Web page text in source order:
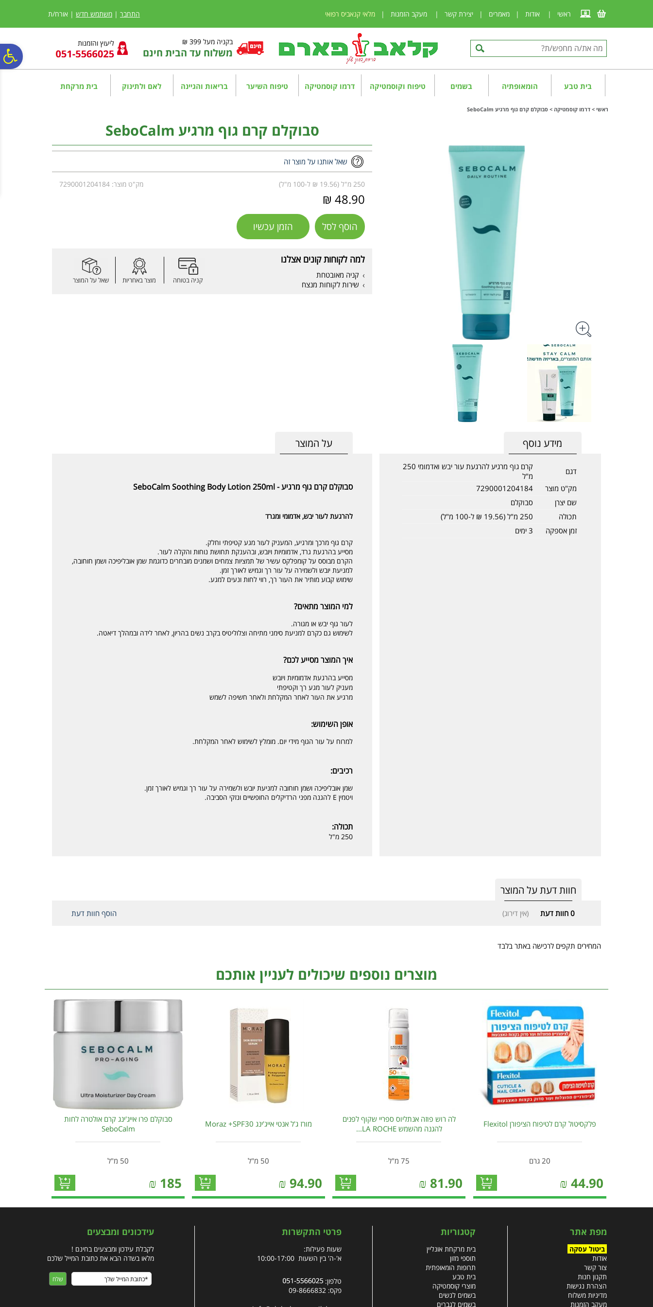
נגישות
אתר
המרכזי
ראשי | אודות | מאמרים | יצירת קשר | מעקב הזמנות | מלאי קנאביס רפואי התחבר | משתמש חדש | אורח/ת
בקניה מעל 399 ₪
משלוח עד הבית חינם
ליעוץ והזמנות
בית טבע הומאופתיה בשמים טיפוח וקוסמטיקה דרמו קוסמטיקה טיפוח השיער בריאות והגיינה לאם ולתינוק בית מרקחת
ראשי > דרמו קוסמטיקה > סבוקלם קרם גוף מרגיע SeboCalm
סבוקלם קרם גוף מרגיע SeboCalm
שאל אותנו על מוצר זה
250 מ"ל (19.56 ₪ ל-100 מ"ל) מק"ט מוצר: 7290001204184
48.90 ₪
הוסף לסל הזמן עכשיו
למה לקוחות קונים אצלנו
קניה מאובטחת
שירות לקוחות מנצח
קניה בטוחה מוצר באחריות שאל על המוצר
על המוצר
סבוקלם קרם גוף מרגיע - SeboCalm Soothing Body Lotion 250ml
להרגעת לעור יבש, אדמומי ומגרד
קרם גוף מרכך ומרגיע, המעניק לעור מגע קטיפתי וחלק.
מסייע בהרגעת גרד, אדמומיות ויובש, ובהענקת תחושת נוחות והקלה לעור.
הקרם מבוסס על קומפלקס עשיר של תמציות צמחים ושמנים מובחרים כדוגמת שמן אובליפיכה ושמן חוחובה,
למניעת יובש ולשמירה על עור רך וגמיש לאורך זמן.
שימוש קבוע מותיר את העור רך, רווי לחות ונעים למגע.
למי המוצר מתאים?
לעור גוף יבש או מגורה.
לשימוש גם כקרם למניעת סימני מתיחה וצלוליטיס בקרב נשים בהריון, לאחר לידה ובמהלך דיאטה.
איך המוצר מסייע לכם?
מסייע בהרגעת אדמומיות ויובש
מעניק לעור מגע רך וקטיפתי
מרגיע את העור לאחר המקלחת ולאחר חשיפה לשמש
אופן השימוש:
למרוח על עור הגוף מידי יום. מומלץ לשימוש לאחר המקלחת.
רכיבים:
שמן אובליפיכה ושמן חוחובה למניעת יובש ולשמירה על עור רך וגמיש לאורך זמן.
ויטמין E להגנה מפני הרדיקלים החופשיים ונזקי הסביבה.
תכולה:
250 מ"ל
מידע נוסף
דגם
קרם גוף מרגיע להרגעת עור יבש ואדמומי 250
מ"ל
מק"ט מוצר
7290001204184
שם יצרן
סבוקלם
תכולה
250 מ"ל (19.56 ₪ ל-100 מ"ל)
זמן אספקה
3 ימים
חוות דעת על המוצר
0 חוות דעת (אין דירוג) הוסף חוות דעת
המחירים תקפים לרכישה באתר בלבד
מוצרים נוספים שיכולים לעניין אותכם
פלקסיטול קרם לטיפוח הציפורן Flexitol
20 גרם
44.90
₪
לה רוש פוזה אנתליוס ספריי שקוף לפנים
להגנה מהשמש LA ROCHE...
75 מ"ל
81.90
₪
מורז ג'ל אנטי אייג'ינג Moraz +SPF30
50 מ"ל
94.90
₪
סבוקלם פרו אייג'ינג קרם אולטרה לחות
SeboCalm
50 מ"ל
185
₪
מפת אתר
ביטול עסקה
אודות
צור קשר
תקנון חנות
הצהרת נגישות
מדיניות משלוח
מעקב הזמנות
קטגוריות
בית מרקחת אונליין
תוספי מזון
תרופות הומאופתית
בית טבע
מוצרי קוסמטיקה
בשמים לנשים
בשמים לגברים
פרטי התקשרות
שעות פעילות:
א'-ה' בין השעות 10:00-17:00
טלפון:
פקס: 09-8666832
עידכונים ומבצעים
לקבלת עידכון ומבצעים בחינם !
מלאו בשדה הבא את כתובת המייל שלכם